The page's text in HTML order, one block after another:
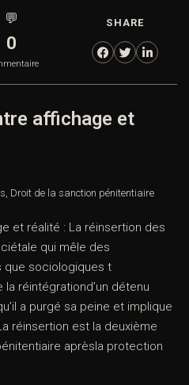
💬
0
SHARE
affichage et
, Droit de la sanction pénitentiaire
et réalité : La réinsertion des
qui mêle des
que sociologiques t
réintégrationd’un détenu
a purgé sa peine et implique
réinsertion est la deuxième
aprèsla protection